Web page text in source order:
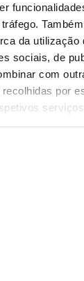
da
sociais, de
com
por
serviços.
este
e de outras
conservar
de Trichi em